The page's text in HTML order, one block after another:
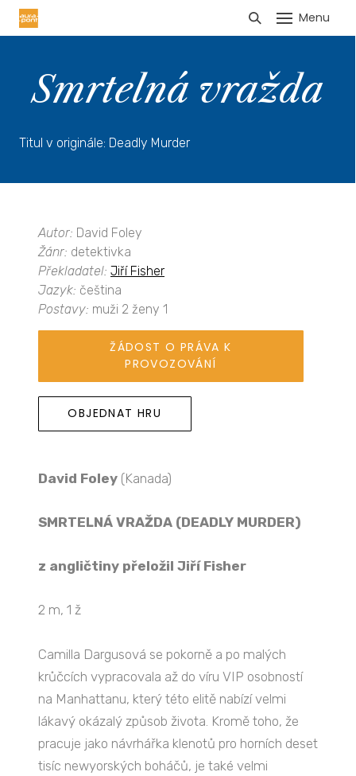
Menu
Smrtelná vražda
Titul v originále: Deadly Murder
Autor: David Foley
Žánr: detektivka
Překladatel: Jiří Fisher
Jazyk: čeština
Postavy: muži 2 ženy 1
ŽÁDOST O PRÁVA K
PROVOZOVÁNÍ
OBJEDNAT HRU
David Foley (Kanada)
SMRTELNÁ VRAŽDA (DEADLY MURDER)
z angličtiny přeložil Jiří Fisher
2 m, 1 ž
Camilla Dargusová se pokorně a po malých
krůčcích vypracovala až do víru VIP osobností
na Manhattanu, který této elitě nabízí velmi
lákavý okázalý způsob života. Kromě toho, že
pracuje jako návrhářka klenotů pro horních deset
tisíc newyorských boháčů, je také velmi